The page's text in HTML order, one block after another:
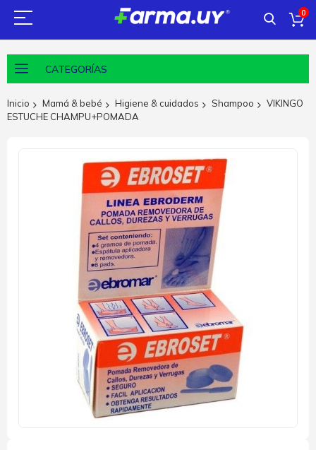
0
CATEGORÍAS
Inicio Mamá & bebé Higiene & cuidados Shampoo
VIKINGO
ESTUCHE CHAMPU+POMADA